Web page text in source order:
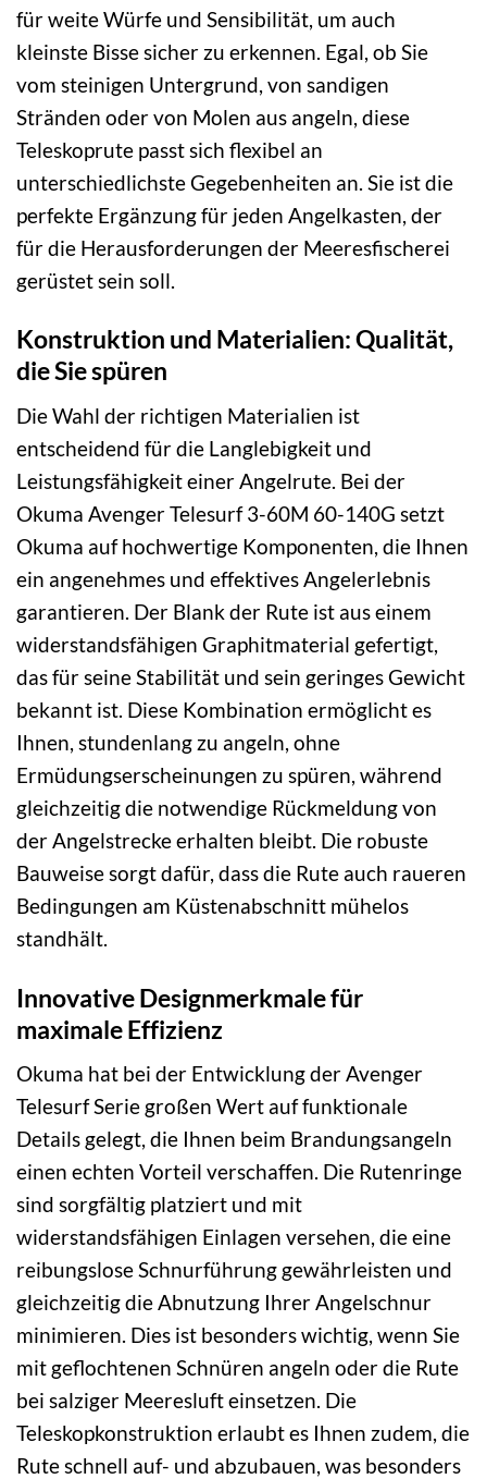
für weite Würfe und Sensibilität, um auch
kleinste Bisse sicher zu erkennen. Egal, ob Sie
vom steinigen Untergrund, von sandigen
Stränden oder von Molen aus angeln, diese
Teleskoprute passt sich flexibel an
unterschiedlichste Gegebenheiten an. Sie ist die
perfekte Ergänzung für jeden Angelkasten, der
für die Herausforderungen der Meeresfischerei
gerüstet sein soll.
Konstruktion und Materialien: Qualität,
die Sie spüren
Die Wahl der richtigen Materialien ist
entscheidend für die Langlebigkeit und
Leistungsfähigkeit einer Angelrute. Bei der
Okuma Avenger Telesurf 3-60M 60-140G setzt
Okuma auf hochwertige Komponenten, die Ihnen
ein angenehmes und effektives Angelerlebnis
garantieren. Der Blank der Rute ist aus einem
widerstandsfähigen Graphitmaterial gefertigt,
das für seine Stabilität und sein geringes Gewicht
bekannt ist. Diese Kombination ermöglicht es
Ihnen, stundenlang zu angeln, ohne
Ermüdungserscheinungen zu spüren, während
gleichzeitig die notwendige Rückmeldung von
der Angelstrecke erhalten bleibt. Die robuste
Bauweise sorgt dafür, dass die Rute auch raueren
Bedingungen am Küstenabschnitt mühelos
standhält.
Innovative Designmerkmale für
maximale Effizienz
Okuma hat bei der Entwicklung der Avenger
Telesurf Serie großen Wert auf funktionale
Details gelegt, die Ihnen beim Brandungsangeln
einen echten Vorteil verschaffen. Die Rutenringe
sind sorgfältig platziert und mit
widerstandsfähigen Einlagen versehen, die eine
reibungslose Schnurführung gewährleisten und
gleichzeitig die Abnutzung Ihrer Angelschnur
minimieren. Dies ist besonders wichtig, wenn Sie
mit geflochtenen Schnüren angeln oder die Rute
bei salziger Meeresluft einsetzen. Die
Teleskopkonstruktion erlaubt es Ihnen zudem, die
Rute schnell auf- und abzubauen, was besonders